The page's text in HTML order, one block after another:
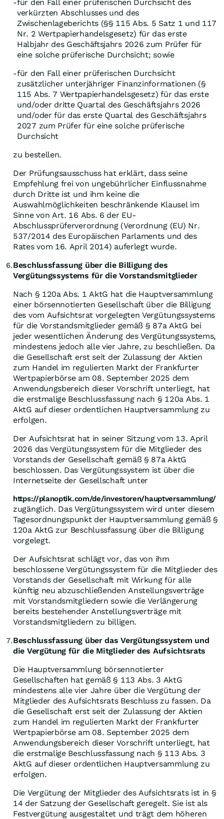
-für den Fall einer prüferischen Durchsicht des
verkürzten Abschlusses und des
Zwischenlageberichts (§§ 115 Abs. 5 Satz 1 und 117
Nr. 2 Wertpapierhandelsgesetz) für das erste
Halbjahr des Geschäftsjahrs 2026 zum Prüfer für
eine solche prüferische Durchsicht; sowie
-für den Fall einer prüferischen Durchsicht
zusätzlicher unterjähriger Finanzinformationen (§
115 Abs. 7 Wertpapierhandelsgesetz) für das erste
und/oder dritte Quartal des Geschäftsjahrs 2026
und/oder für das erste Quartal des Geschäftsjahrs
2027 zum Prüfer für eine solche prüferische
Durchsicht
zu bestellen.
Der Prüfungsausschuss hat erklärt, dass seine
Empfehlung frei von ungebührlicher Einflussnahme
durch Dritte ist und ihm keine die
Auswahlmöglichkeiten beschränkende Klausel im
Sinne von Art. 16 Abs. 6 der EU-
Abschlussprüferverordnung (Verordnung (EU) Nr.
537/2014 des Europäischen Parlaments und des
Rates vom 16. April 2014) auferlegt wurde.
6.Beschlussfassung über die Billigung des
Vergütungssystems für die Vorstandsmitglieder
Nach § 120a Abs. 1 AktG hat die Hauptversammlung
einer börsennotierten Gesellschaft über die Billigung
des vom Aufsichtsrat vorgelegten Vergütungssystems
für die Vorstandsmitglieder gemäß § 87a AktG bei
jeder wesentlichen Änderung des Vergütungssystems,
mindestens jedoch alle vier Jahre, zu beschließen. Da
die Gesellschaft erst seit der Zulassung der Aktien
zum Handel im regulierten Markt der Frankfurter
Wertpapierbörse am 08. September 2025 dem
Anwendungsbereich dieser Vorschrift unterliegt, hat
die erstmalige Beschlussfassung nach § 120a Abs. 1
AktG auf dieser ordentlichen Hauptversammlung zu
erfolgen.
Der Aufsichtsrat hat in seiner Sitzung vom 13. April
2026 das Vergütungssystem für die Mitglieder des
Vorstands der Gesellschaft gemäß § 87a AktG
beschlossen. Das Vergütungssystem ist über die
Internetseite der Gesellschaft unter
https://planoptik.com/de/investoren/hauptversammlung/
zugänglich. Das Vergütungssystem wird unter diesem
Tagesordnungspunkt der Hauptversammlung gemäß §
120a AktG zur Beschlussfassung über die Billigung
vorgelegt.
Der Aufsichtsrat schlägt vor, das von ihm
beschlossene Vergütungssystem für die Mitglieder des
Vorstands der Gesellschaft mit Wirkung für alle
künftig neu abzuschließenden Anstellungsverträge
mit Vorstandsmitgliedern sowie die Verlängerung
bereits bestehender Anstellungsverträge mit
Vorstandsmitgliedern zu billigen.
7.Beschlussfassung über das Vergütungssystem und
die Vergütung für die Mitglieder des Aufsichtsrats
Die Hauptversammlung börsennotierter
Gesellschaften hat gemäß § 113 Abs. 3 AktG
mindestens alle vier Jahre über die Vergütung der
Mitglieder des Aufsichtsrats Beschluss zu fassen. Da
die Gesellschaft erst seit der Zulassung der Aktien
zum Handel im regulierten Markt der Frankfurter
Wertpapierbörse am 08. September 2025 dem
Anwendungsbereich dieser Vorschrift unterliegt, hat
die erstmalige Beschlussfassung nach § 113 Abs. 3
AktG auf dieser ordentlichen Hauptversammlung zu
erfolgen.
Die Vergütung der Mitglieder des Aufsichtsrats ist in §
14 der Satzung der Gesellschaft geregelt. Sie ist als
Festvergütung ausgestaltet und trägt dem höheren